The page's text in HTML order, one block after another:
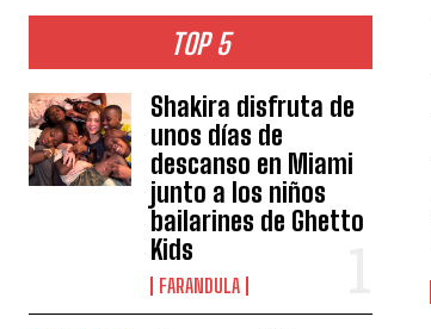
TOP 5
Shakira disfruta de
unos días de
descanso en Miami
junto a los niños
bailarines de Ghetto
Kids
FARANDULA